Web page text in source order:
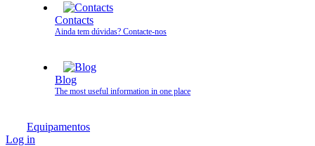
Contacts
Ainda tem dúvidas? Contacte‑nos
Blog
The most useful information in one place
Equipamentos
Log in